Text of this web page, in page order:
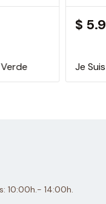
$
Je
10:00h.- 14:00h.